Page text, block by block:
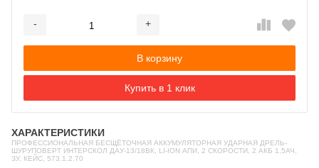
- +
В корзину
Купить в 1 клик
ХАРАКТЕРИСТИКИ
ПРОФЕССИОНАЛЬНАЯ БЕСЩЁТОЧНАЯ АККУМУЛЯТОРНАЯ УДАРНАЯ ДРЕЛЬ-
ШУРУПОВЕРТ ИНТЕРСКОЛ ДАУ-13/18ВК, LI-ION АПИ, 2 СКОРОСТИ, 2 АКБ 1,5АЧ,
ЗУ, КЕЙС, 573.1.2.70